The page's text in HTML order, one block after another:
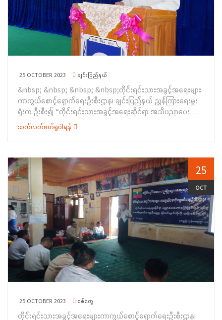
ကလေးသူငယ်အခွင့်အရေး၊မသန်စွမ်းအခွင့်အရေးများနှင့်လူမှုရေး
ပင်စင်စသည့်အကြောင်းအရာများကိုလည်းကောင်း၊ တိုင်းရင်းသား
အခွင့်အရေးများကာကွယ်စောင့်ရှောက်ရေးဦးစီးဌာန၊ဧရာဝတီတိုင်း
ဒေသကြီး၊ ညွှန်ကြားရေးမှူးရုံးမှ ဒုတိယညွှန်ကြားရေးမှူး ဒေါ်စန်းက
ဝန်ကြီးဌာနပေါ်ပေါက်လာပုံ၊ တိုင်းရင်းသား လူမျိုးများ၏အခွင့်အရေး
စစ်တမ်းကောက်ယူရသည့် ရည်ရွယ်ချက်များကိုလည်းကောင်း
တိုင်းရင်းသားအခွင့်အရေးများကာကွယ်စောင့်ရှောက်ရေးဦးစီးဌာန၊
ဧရာဝတီ တိုင်းဒေသကြီး၊ ညွှန်ကြားရေးမှူးရုံးမှ ဦးစီးအရာရှိ ဦးမြင့်
မောင်မောင်က နိုင်ငံသားအခွင့်အရေး၊ တိုင်းရင်းသားများ၏ ဝိသေသ
ရှေ့ဆောင်စကားလုံးများမှန်ကန်စွာ ရေးသွင်းဆောင်ရွက်နိုင်ရေး၊
ရေး နိုင်ငံတကာ သဘောတူစာချုပ်ပါ လိုက်နာဆောင်ရွက်ရန် အချက်
များကိုလည်း ကောင်း၊ ပတ်ဝန်းကျင်ထိန်းသိမ်းရေးဦးစီးဌာန၊ တိုင်း
ဦးစီးမှူးရုံးမှ ဦးစီးအရာရှိ ဒေါ်သန္တာဦးက ပတ်ဝန်းကျင်စီမံခန့်ခွဲမှုနှင့်
ရာသီဥတုပြောင်းလဲမှုဆိုင်ရာ ကိစ္စရပ်များကို လည်းကောင်း၊
စိုက်ပျိုးရေးဦးစီးဌာန၊ ကျောင်းကုန်းမြို့နယ်ဦးစီးမှူး ဦးကျော်ဌေးက
စပါးတစ်ဧက (၁၀) တင်းနှုန်း ပိုမိုအထွက်တိုးစေရေးနှင့် စားသုံးဆီ
ဖူလုံရေး စိုက်ပျိုးဆောင်ရွက်ရမည့် နည်းစနစ် များကိုလည်းကောင်း
အသိပညာပေး ရှင်းလင်းပြောကြားခဲ့ပါသည်။ ထို့နောက် တိုင်းရင်းသား
အခွင့်အရေးများကာကွယ်စောင့်ရှောက်ရေးဦးစီးဌာန၊ ဧရာဝတီတိုင်း
ဒေသကြီး၊ ညွှန်ကြားရေးမှူးရုံးမှ ဝန်ထမ်းများက ရပ်ရွာအခြေပြု
အသက်မွေးဝမ်းကျောင်းပညာ လိုအပ်မှုဆန်းစစ်ချက်စစ်တမ်းများကို
ကောက်ယူခဲ့ရာ ဒေသခံတိုင်းရင်းသား (၈၁)ဦးတို့မှ ဖြေဆိုခဲ့ကြပြီး
အခွင့်အရေးကာကွယ်စောင့် ရှောက်သည့်ဥပဒေ၊ နည်းဥပဒေစာအုပ်
များ၊ လက်ကမ်းစာစောင်များနှင့် အမှတ်တရ လက်ဆောင် ပစ္စည်းများ
25 OCTOBER 2023 ချင်းပြည်နယ်
&nbsp; &nbsp; &nbsp; &nbsp;တိုင်းရင်းသားအခွင့်အရေးများ
ကာကွယ်စောင့်ရှောက်ရေးဦးစီးဌာန၊ ချင်းပြည်နယ် ညွှန်ကြားရေးမှူး
ရုံးက ဦးစီး၍ “တိုင်းရင်းသားအခွင့်အရေးဆိုင်ရာ အသိပညာပေး
ဟောပြောခြင်း” အစီအစဉ်ကို ၁၂-၁၀-၂၀၂၃ ရက်နေ့တွင်
ချင်းပြည်နယ်၊ ဟားခါးတက္ကသိုလ်၊ ဘက်စုံခန်းမ၌ ကျင်းပပြုလုပ်ခဲ့
ဝန်ကြီးချုပ် ဒေါက်တာဝုန်ဆွန်းထန်က အဖွင့်အမှာစကားပြောကြားခဲ့
ပြီး၊ ဟားခါးတက္ကသိုလ်၊ ဒုတိယပါမောက္ခချုပ် ဒေါက်တာနွယ်သင်းနီက
နှုတ်ခွန်းဆက်စကားပြောကြားခဲ့ပါသည်။ ထို့နောက် တိုင်းရင်းသား
အခွင့်အရေးများကာကွယ် စောင့်ရှောက်ရေးဦးစီးဌာန၊ ချင်း ပြည်နယ်
ညွှန်ကြားရေးမှူးရုံးမှ ဒုတိယညွှန်ကြားရေးမှူး ဦးတင်မောင်လွင်က
တိုင်းရင်းသားလူမျိုးများ၏ အခွင့်အရေးကာကွယ်စောင့်ရှောက်သည့်
ဥပဒေ၊ နည်းဥပဒေများ အကြောင်းကိုလည်းကောင်း၊ ပတ်ဝန်းကျင်
ထိန်းသိမ်းရေးဦးစီးဌာန၊ လက်ထောက်ညွှန်ကြားရေးမှူး ဦးညီညီနိုင်က
ပတ်ဝန်းကျင်စီမံခန့်ခွဲမှုနှင့် ရာသီဥတုပြောင်းလဲမှုဆိုင်ရာ
အကြောင်းအရာများကိုလည်းကောင်း၊အလုပ်သမားညွှန်ကြားရေး
ဦးစီးဌာန၊ပြည်နယ်ဦးစီးမှူးဦးဟုန်းကီးကအလုပ်သမားရေးရာကိစ္စရပ်
များကိုလည်းကောင်း၊ စားသုံးသူရေးရာဦးစီးဌာန၊ ပြည်နယ်ဦးစီးမှူး ဦး
&nbsp; မြန်မာနိုင်ငံ ရဲတပ်ဖွဲ့၊ မြို့နယ်ရဲတပ်ဖွဲ့မှူး ရဲမှူးအောင်သန်းဝင်း
ဆက်လက်ဖတ်ရှုပါရန်
25
OCT
25 OCTOBER 2023 စစ်တွေ
တိုင်းရင်းသားအခွင့်အရေးများကာကွယ်စောင့်ရှောက်ရေးဦးစီးဌာန၊